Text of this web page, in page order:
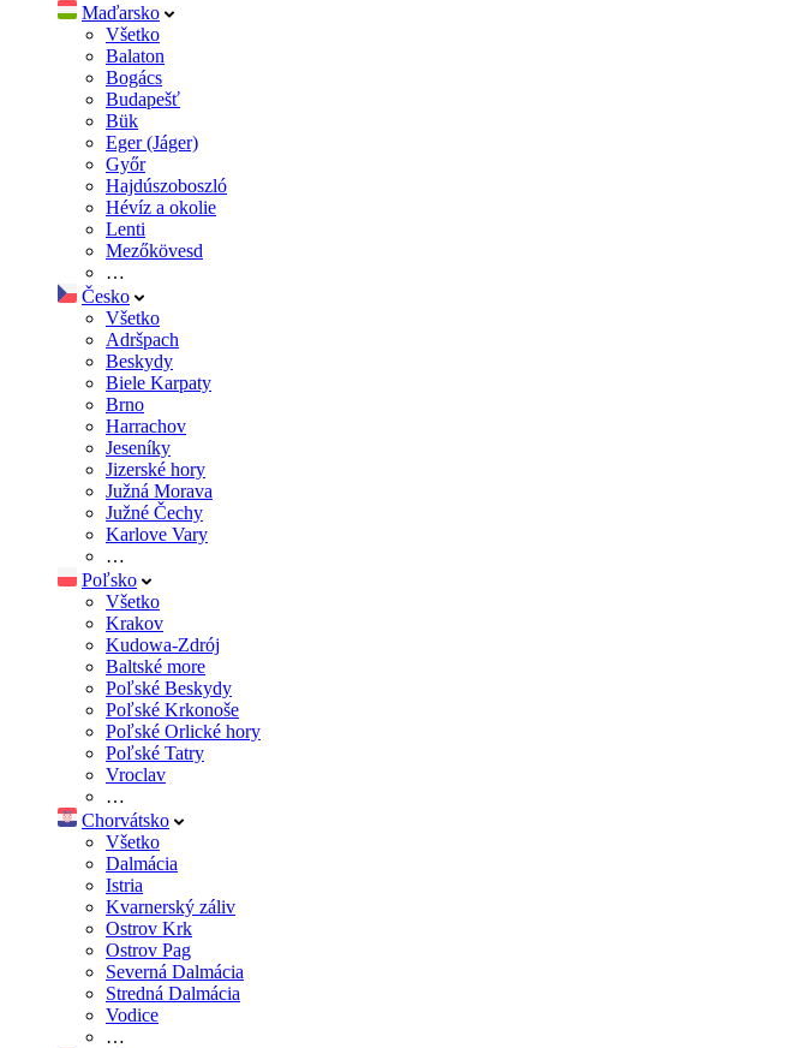
Maďarsko
Všetko
Balaton
Bogács
Budapešť
Bük
Eger (Jáger)
Győr
Hajdúszoboszló
Hévíz a okolie
Lenti
Mezőkövesd
…
Česko
Všetko
Adršpach
Beskydy
Biele Karpaty
Brno
Harrachov
Jeseníky
Jizerské hory
Južná Morava
Južné Čechy
Karlove Vary
…
Poľsko
Všetko
Krakov
Kudowa-Zdrój
Baltské more
Poľské Beskydy
Poľské Krkonoše
Poľské Orlické hory
Poľské Tatry
Vroclav
…
Chorvátsko
Všetko
Dalmácia
Istria
Kvarnerský záliv
Ostrov Krk
Ostrov Pag
Severná Dalmácia
Stredná Dalmácia
Vodice
…